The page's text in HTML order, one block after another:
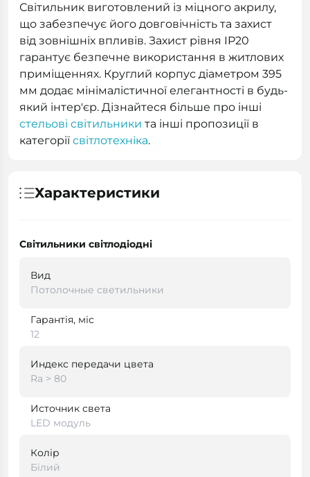
Світильник виготовлений із міцного акрилу,
що забезпечує його довговічність та захист
від зовнішніх впливів. Захист рівня IP20
гарантує безпечне використання в житлових
приміщеннях. Круглий корпус діаметром 395
мм додає мінімалістичної елегантності в будь-
який інтер'єр. Дізнайтеся більше про інші
стельові світильники та інші пропозиції в
категорії світлотехніка.
Характеристики
Світильники світлодіодні
Вид
Потолочные светильники
Гарантія, міс
12
Индекс передачи цвета
Ra > 80
Источник света
LED модуль
Колір
Білий